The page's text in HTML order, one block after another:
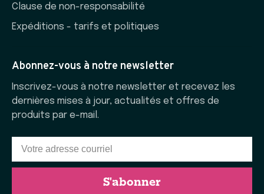
Clause de non-responsabilité
Expéditions - tarifs et politiques
Abonnez-vous à notre newsletter
Inscrivez-vous à notre newsletter et recevez les
dernières mises à jour, actualités et offres de
produits par e-mail.
S'abonner